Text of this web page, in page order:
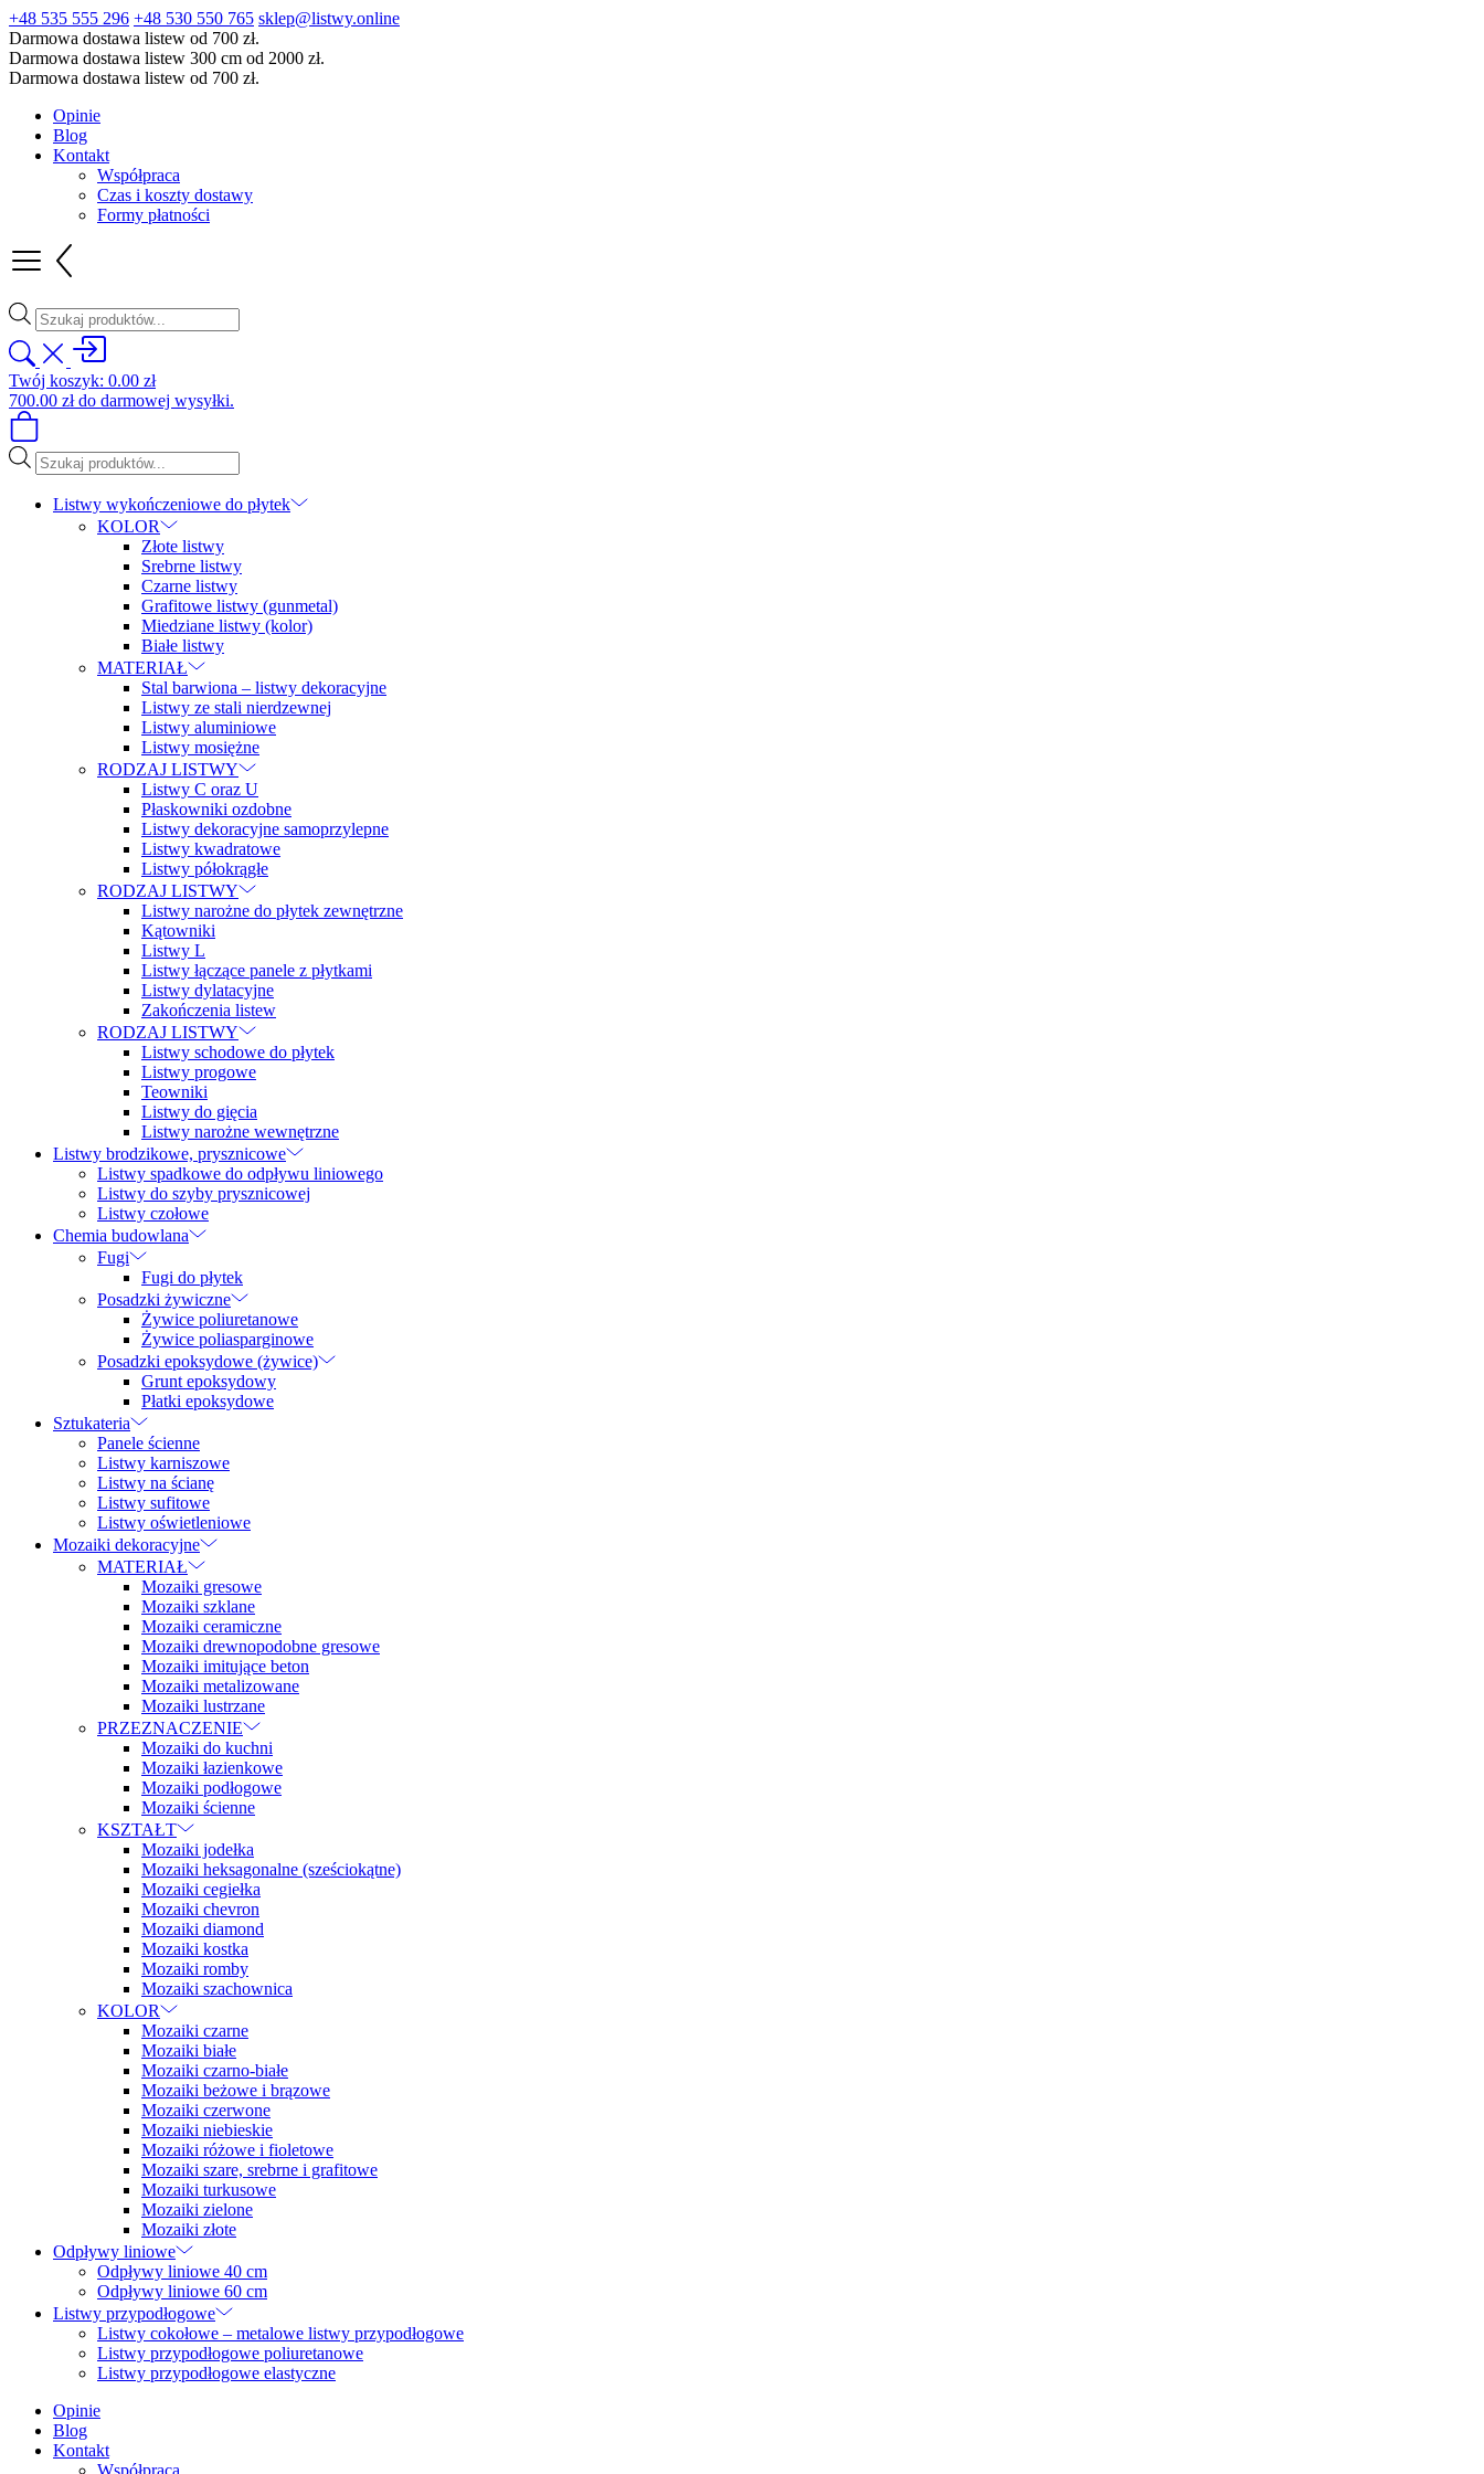
+48 535 555 296 +48 530 550 765 sklep@listwy.online
Darmowa dostawa listew od 700 zł.
Darmowa dostawa listew 300 cm od 2000 zł.
Darmowa dostawa listew od 700 zł.
Opinie
Blog
Kontakt
Współpraca
Czas i koszty dostawy
Formy płatności
Wyszukiwarka
produktów
Twój koszyk: 0.00 zł
700.00 złdo darmowej wysyłki.
Wyszukiwarka
produktów
Listwy wykończeniowe do płytek
KOLOR
Złote listwy
Srebrne listwy
Czarne listwy
Grafitowe listwy (gunmetal)
Miedziane listwy (kolor)
Białe listwy
MATERIAŁ
Stal barwiona – listwy dekoracyjne
Listwy ze stali nierdzewnej
Listwy aluminiowe
Listwy mosiężne
RODZAJ LISTWY
Listwy C oraz U
Płaskowniki ozdobne
Listwy dekoracyjne samoprzylepne
Listwy kwadratowe
Listwy półokrągłe
RODZAJ LISTWY
Listwy narożne do płytek zewnętrzne
Kątowniki
Listwy L
Listwy łączące panele z płytkami
Listwy dylatacyjne
Zakończenia listew
RODZAJ LISTWY
Listwy schodowe do płytek
Listwy progowe
Teowniki
Listwy do gięcia
Listwy narożne wewnętrzne
Listwy brodzikowe, prysznicowe
Listwy spadkowe do odpływu liniowego
Listwy do szyby prysznicowej
Listwy czołowe
Chemia budowlana
Fugi
Fugi do płytek
Posadzki żywiczne
Żywice poliuretanowe
Żywice poliasparginowe
Posadzki epoksydowe (żywice)
Grunt epoksydowy
Płatki epoksydowe
Sztukateria
Panele ścienne
Listwy karniszowe
Listwy na ścianę
Listwy sufitowe
Listwy oświetleniowe
Mozaiki dekoracyjne
MATERIAŁ
Mozaiki gresowe
Mozaiki szklane
Mozaiki ceramiczne
Mozaiki drewnopodobne gresowe
Mozaiki imitujące beton
Mozaiki metalizowane
Mozaiki lustrzane
PRZEZNACZENIE
Mozaiki do kuchni
Mozaiki łazienkowe
Mozaiki podłogowe
Mozaiki ścienne
KSZTAŁT
Mozaiki jodełka
Mozaiki heksagonalne (sześciokątne)
Mozaiki cegiełka
Mozaiki chevron
Mozaiki diamond
Mozaiki kostka
Mozaiki romby
Mozaiki szachownica
KOLOR
Mozaiki czarne
Mozaiki białe
Mozaiki czarno-białe
Mozaiki beżowe i brązowe
Mozaiki czerwone
Mozaiki niebieskie
Mozaiki różowe i fioletowe
Mozaiki szare, srebrne i grafitowe
Mozaiki turkusowe
Mozaiki zielone
Mozaiki złote
Odpływy liniowe
Odpływy liniowe 40 cm
Odpływy liniowe 60 cm
Listwy przypodłogowe
Listwy cokołowe – metalowe listwy przypodłogowe
Listwy przypodłogowe poliuretanowe
Listwy przypodłogowe elastyczne
Opinie
Blog
Kontakt
Współpraca